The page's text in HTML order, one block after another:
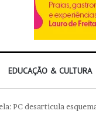
EDUCAÇÃO & CULTURA
PC desarticula